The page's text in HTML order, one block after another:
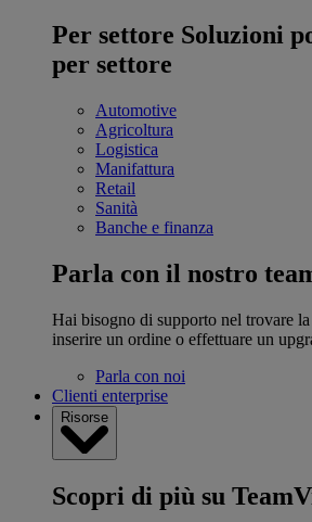
Per settore Soluzioni
per settore
Automotive
Agricoltura
Logistica
Manifattura
Retail
Sanità
Banche e finanza
Parla con il nostro
Hai bisogno di supporto nel trovare
inserire un ordine o effettuare un
Parla con noi
Clienti enterprise
Risorse
Scopri di più su